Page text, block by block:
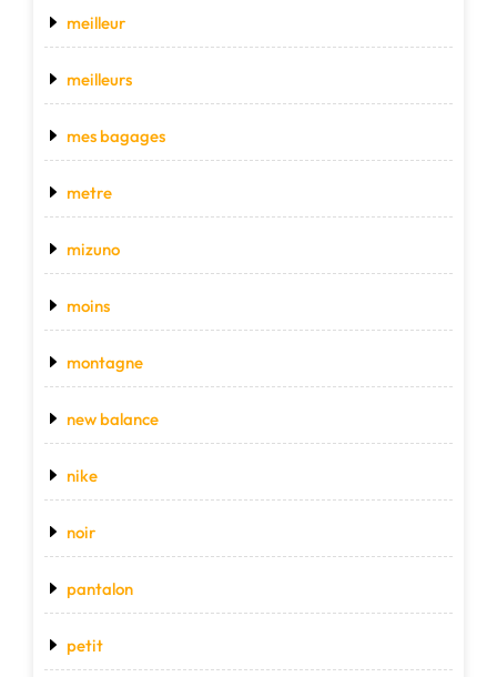
meilleur
meilleurs
mes bagages
metre
mizuno
moins
montagne
new balance
nike
noir
pantalon
petit